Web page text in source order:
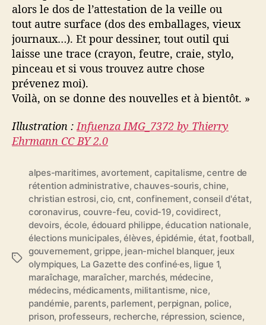
alors le dos de l’attestation de la veille ou
tout autre surface (dos des emballages, vieux
journaux…). Et pour dessiner, tout outil qui
laisse une trace (crayon, feutre, craie, stylo,
pinceau et si vous trouvez autre chose
prévenez moi).
Voilà, on se donne des nouvelles et à bientôt. »
Illustration :Infuenza IMG_7372 by Thierry
Ehrmann CC BY 2.0
É
alpes-maritimes, avortement, capitalisme,centre de
rétention administrative,chauves-souris,chine,
christian estrosi,cio, cnt, confinement,conseil d'état,
coronavirus, couvre-feu, covid-19,covidirect,
devoirs, école, édouard philippe,éducation nationale,
élections municipales,élèves,épidémie, état,football,
gouvernement,grippe, jean-michel blanquer, jeux
olympiques, La Gazette des confiné·es, ligue 1,
maraîchage, maraîcher, marchés, médecine,
médecins, médicaments, militantisme, nice,
pandémie, parents, parlement, perpignan, police,
prison, professeurs, recherche, répression, science,